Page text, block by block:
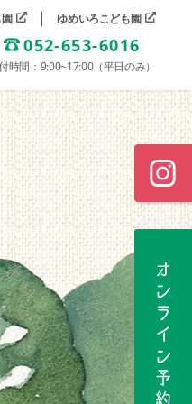
ゆめいろこども園
052-653-6016
時間：9:00~17:00（平日のみ）